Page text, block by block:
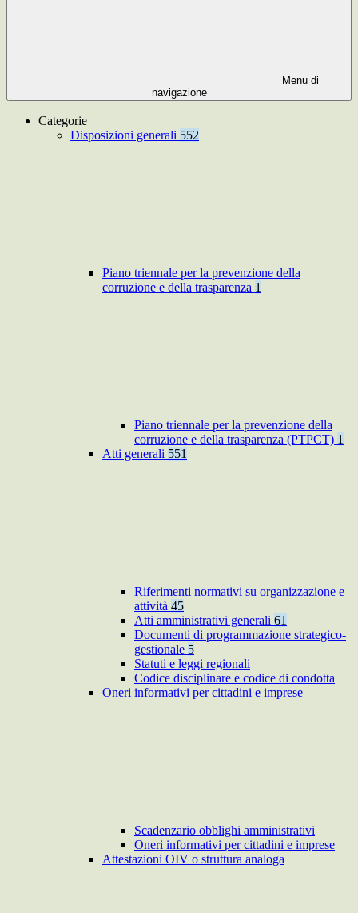
Menu di
navigazione
Categorie
Disposizioni generali 552
Piano triennale per la prevenzione della
corruzione e della trasparenza 1
Piano triennale per la prevenzione della
corruzione e della trasparenza (PTPCT) 1
Atti generali 551
Riferimenti normativi su organizzazione e
attività 45
Atti amministrativi generali 61
Documenti di programmazione strategico-
gestionale 5
Statuti e leggi regionali
Codice disciplinare e codice di condotta
Oneri informativi per cittadini e imprese
Scadenzario obblighi amministrativi
Oneri informativi per cittadini e imprese
Attestazioni OIV o struttura analoga